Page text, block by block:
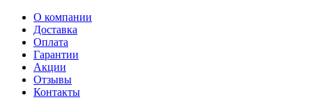
О компании
Доставка
Оплата
Гарантии
Акции
Отзывы
Контакты